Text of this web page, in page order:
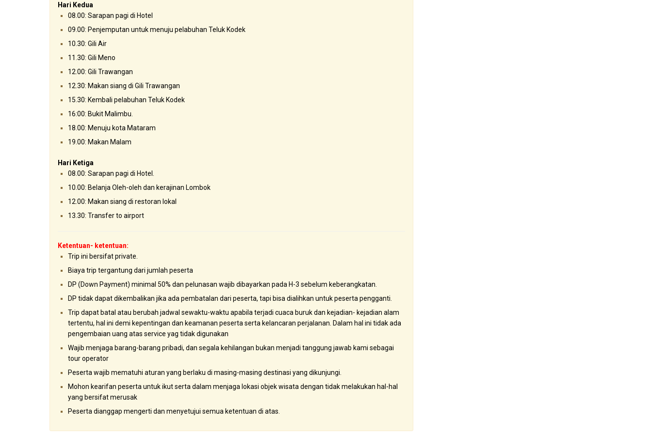
Hari Kedua
08.00: Sarapan pagi di Hotel
09.00: Penjemputan untuk menuju pelabuhan Teluk Kodek
10.30: Gili Air
11.30: Gili Meno
12.00: Gili Trawangan
12.30: Makan siang di Gili Trawangan
15.30: Kembali pelabuhan Teluk Kodek
16:00: Bukit Malimbu.
18.00: Menuju kota Mataram
19.00: Makan Malam
Hari Ketiga
08.00: Sarapan pagi di Hotel.
10.00: Belanja Oleh-oleh dan kerajinan Lombok
12.00: Makan siang di restoran lokal
13.30: Transfer to airport
Ketentuan- ketentuan:
Trip ini bersifat private.
Biaya trip tergantung dari jumlah peserta
DP (Down Payment) minimal 50% dan pelunasan wajib dibayarkan pada H-3 sebelum keberangkatan.
DP tidak dapat dikembalikan jika ada pembatalan dari peserta, tapi bisa dialihkan untuk peserta pengganti.
Trip dapat batal atau berubah jadwal sewaktu-waktu apabila terjadi cuaca buruk dan kejadian- kejadian alam
tertentu, hal ini demi kepentingan dan keamanan peserta serta kelancaran perjalanan. Dalam hal ini tidak ada
pengembaian uang atas service yag tidak digunakan
Wajib menjaga barang-barang pribadi, dan segala kehilangan bukan menjadi tanggung jawab kami sebagai
tour operator
Peserta wajib mematuhi aturan yang berlaku di masing-masing destinasi yang dikunjungi.
Mohon kearifan peserta untuk ikut serta dalam menjaga lokasi objek wisata dengan tidak melakukan hal-hal
yang bersifat merusak
Peserta dianggap mengerti dan menyetujui semua ketentuan di atas.